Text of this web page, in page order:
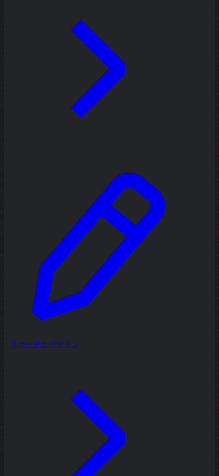
リサーチとデザイン